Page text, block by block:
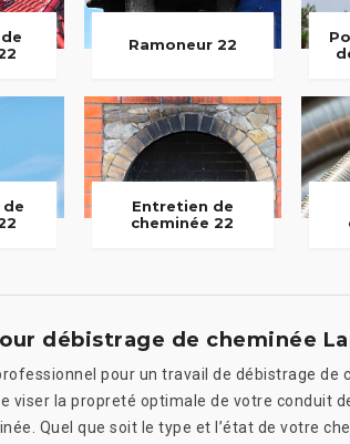
Ramoneur 22
Entretien de
cheminée 22
débistrage de cheminée
pour un travail de débistrage de
viser la propreté optimale de votre conduit
Quel que soit le type et l’état de votre